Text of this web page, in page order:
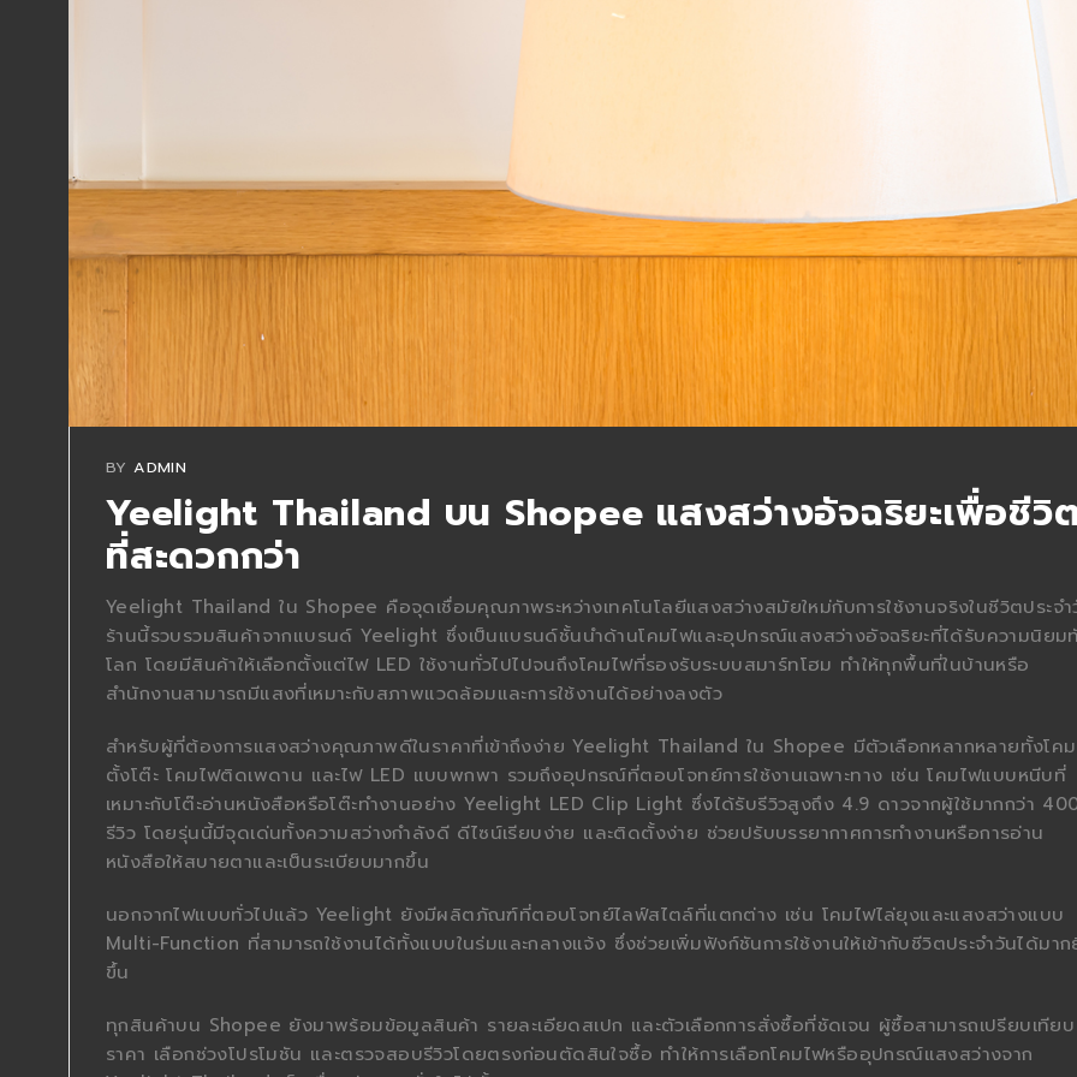
BY ADMIN
Yeelight Thailand บน Shopee แสงสว่างอัจฉริยะเพื่อชีวิ
ที่สะดวกกว่า
Yeelight Thailand ใน Shopee คือจุดเชื่อมคุณภาพระหว่างเทคโนโลยีแสงสว่างสมัยใหม่กับการใช้งานจริงในชีวิตประจ
ร้านนี้รวบรวมสินค้าจากแบรนด์ Yeelight ซึ่งเป็นแบรนด์ชั้นนำด้านโคมไฟและอุปกรณ์แสงสว่างอัจฉริยะที่ได้รับความนิยม
โลก โดยมีสินค้าให้เลือกตั้งแต่ไฟ LED ใช้งานทั่วไปไปจนถึงโคมไฟที่รองรับระบบสมาร์ทโฮม ทำให้ทุกพื้นที่ในบ้านหรือ
สำนักงานสามารถมีแสงที่เหมาะกับสภาพแวดล้อมและการใช้งานได้อย่างลงตัว
สำหรับผู้ที่ต้องการแสงสว่างคุณภาพดีในราคาที่เข้าถึงง่าย Yeelight Thailand ใน Shopee มีตัวเลือกหลากหลายทั้งโค
ตั้งโต๊ะ โคมไฟติดเพดาน และไฟ LED แบบพกพา รวมถึงอุปกรณ์ที่ตอบโจทย์การใช้งานเฉพาะทาง เช่น โคมไฟแบบหนีบที่
เหมาะกับโต๊ะอ่านหนังสือหรือโต๊ะทำงานอย่าง Yeelight LED Clip Light ซึ่งได้รับรีวิวสูงถึง 4.9 ดาวจากผู้ใช้มากกว่า
รีวิว โดยรุ่นนี้มีจุดเด่นทั้งความสว่างกำลังดี ดีไซน์เรียบง่าย และติดตั้งง่าย ช่วยปรับบรรยากาศการทำงานหรือการอ่าน
หนังสือให้สบายตาและเป็นระเบียบมากขึ้น
นอกจากไฟแบบทั่วไปแล้ว Yeelight ยังมีผลิตภัณฑ์ที่ตอบโจทย์ไลฟ์สไตล์ที่แตกต่าง เช่น โคมไฟไล่ยุงและแสงสว่างแบบ
Multi-Function ที่สามารถใช้งานได้ทั้งแบบในร่มและกลางแจ้ง ซึ่งช่วยเพิ่มฟังก์ชันการใช้งานให้เข้ากับชีวิตประจำวันได้มา
ขึ้น
ทุกสินค้าบน Shopee ยังมาพร้อมข้อมูลสินค้า รายละเอียดสเปก และตัวเลือกการสั่งซื้อที่ชัดเจน ผู้ซื้อสามารถเปรียบเทียบ
ราคา เลือกช่วงโปรโมชัน และตรวจสอบรีวิวโดยตรงก่อนตัดสินใจซื้อ ทำให้การเลือกโคมไฟหรืออุปกรณ์แสงสว่างจาก